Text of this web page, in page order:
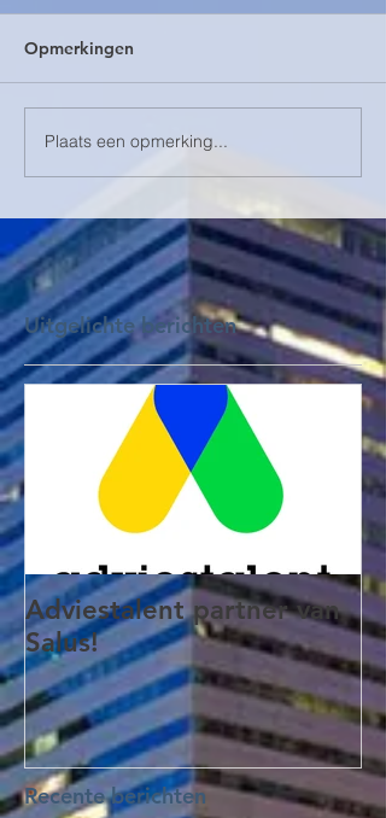
Opmerkingen
Plaats een opmerking...
Uitgelichte berichten
Adviestalent partner van
Salus!
Recente berichten